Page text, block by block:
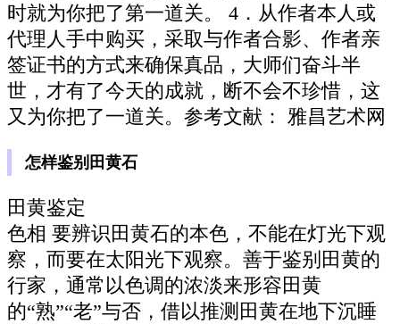
时就为你把了第一道关。 4．从作者本人或
代理人手中购买，采取与作者合影、作者亲
签证书的方式来确保真品，大师们奋斗半
世，才有了今天的成就，断不会不珍惜，这
又为你把了一道关。参考文献： 雅昌艺术网
怎样鉴别田黄石
田黄鉴定
色相 要辨识田黄石的本色，不能在灯光下观
察，而要在太阳光下观察。善于鉴别田黄的
行家，通常以色调的浓淡来形容田黄
的“熟”“老”与否，借以推测田黄在地下沉睡